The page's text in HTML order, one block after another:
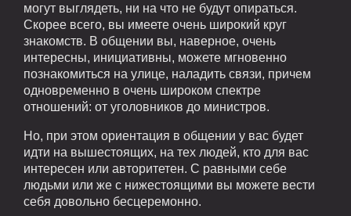
могут выглядеть, ни на что не будут опираться.
Скорее всего, вы имеете очень широкий круг
знакомств. В общении вы, наверное, очень
интересны, инициативны, можете мгновенно
познакомиться на улице, наладить связи, причем
одновременно в очень широком спектре
отношений: от уголовников до министров.
Но, при этом ориентация в общении у вас будет
идти на вышестоящих, на тех людей, кто для вас
интересен или авторитетен. С равными себе
людьми или же с нижестоящими вы можете вести
себя довольно бесцеремонно.